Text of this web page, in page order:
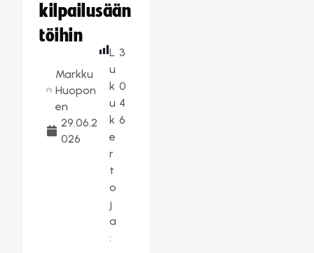
kilpailusään
töihin
Markku
Huopon
en
29.06.2
026
L
u
k
u
k
e
r
t
o
j
a
:
3
0
4
6